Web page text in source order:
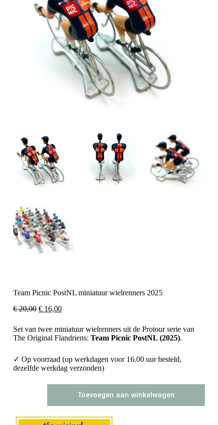
Team Picnic PostNL miniatuur wielrenners 2025
€20,00 Oorspronkelijke
was:
€ 20,00.
€16,00Huidige
is:
€ 16,00.
Set van twee miniatuur wielrenners uit de Protour serie van
The Original Flandriens: Team Picnic PostNL(2025).
✓ Op voorraad (op werkdagen voor 16.00 uur besteld,
dezelfde werkdag verzonden)
wielrenners
Toevoegen aan winkelwagen